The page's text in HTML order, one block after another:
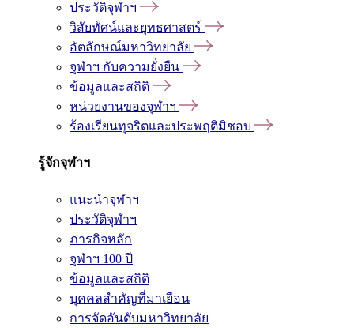
ประวัติจุฬาฯ
วิสัยทัศน์และยุทธศาสตร์
อัตลักษณ์มหาวิทยาลัย
จุฬาฯ กับความยั่งยืน
ข้อมูลและสถิติ
หน่วยงานของจุฬาฯ
ร้องเรียนทุจริตและประพฤติมิชอบ
รู้จักจุฬาฯ
แนะนำจุฬาฯ
ประวัติจุฬาฯ
ภารกิจหลัก
จุฬาฯ 100 ปี
ข้อมูลและสถิติ
บุคคลสำคัญที่มาเยือน
การจัดอันดับมหาวิทยาลัย